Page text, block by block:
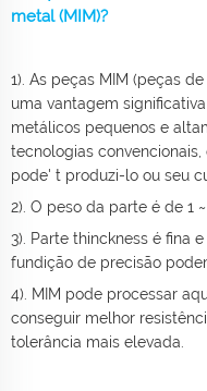
metal (MIM)?
1). As peças MIM (peças
uma vantagem
metálicos pequenos e
tecnologias
pode' t produzi-lo ou seu
2). O peso da parte é de 1 ~
3). Parte thinckness é fina
fundição de precisão
4). MIM pode processar
conseguir melhor
tolerância mais elevada.